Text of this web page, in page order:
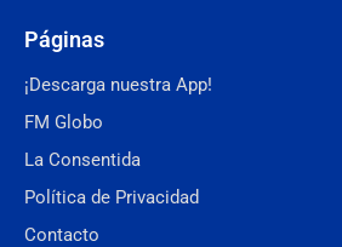
Páginas
¡Descarga nuestra App!
FM Globo
La Consentida
Política de Privacidad
Contacto